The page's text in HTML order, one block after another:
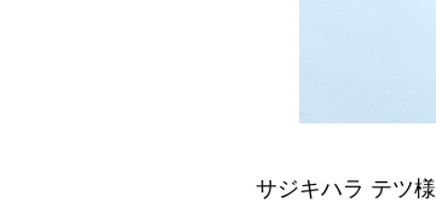
サジキハラ テツ様